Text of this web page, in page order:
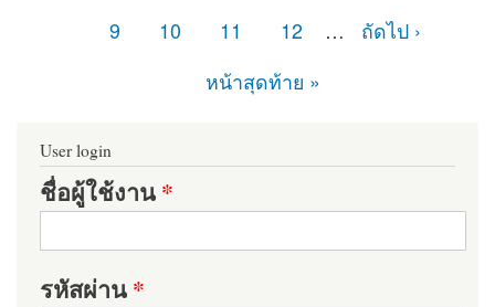
9
10 11 12 …
ถัดไป ›
หน้าสุดท้าย »
User login
ชื่อผู้ใช้งาน*
รหัสผ่าน*